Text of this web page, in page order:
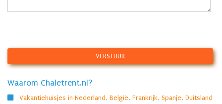
Waarom Chaletrent.nl?
Vakantiehuisjes in Nederland, België, Frankrijk, Spanje, Duitsland